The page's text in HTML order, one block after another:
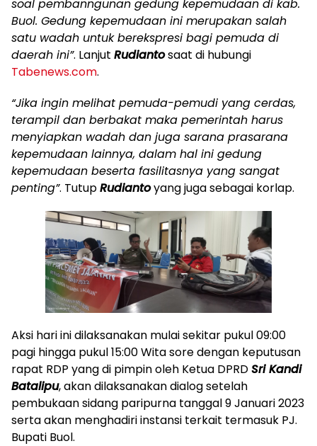
soal pembanngunan gedung kepemudaan di kab.
Buol. Gedung kepemudaan ini merupakan salah
satu wadah untuk berekspresi bagi pemuda di
daerah ini”. Lanjut Rudiantosaat di hubungi
Tabenews.com.
“Jika ingin melihat pemuda-pemudi yang cerdas,
terampil dan berbakat maka pemerintah harus
menyiapkan wadah dan juga sarana prasarana
kepemudaan lainnya, dalam hal ini gedung
kepemudaan beserta fasilitasnya yang sangat
penting”. TutupRudiantoyang juga sebagai korlap.
Aksi hari ini dilaksanakan mulai sekitar pukul 09:00
pagi hingga pukul 15:00 Wita sore dengan keputusan
rapat RDP yang di pimpin oleh Ketua DPRDSri Kandi
Batalipu, akan dilaksanakan dialog setelah
pembukaan sidang paripurna tanggal 9 Januari 2023
serta akan menghadiri instansi terkait termasuk PJ.
Bupati Buol.